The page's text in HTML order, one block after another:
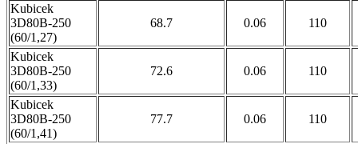
Kubicek
3D80B-250
(60/1,27)
68.7 0.06 110
Kubicek
3D80B-250
(60/1,33)
72.6 0.06 110
Kubicek
3D80B-250
(60/1,41)
77.7 0.06 110